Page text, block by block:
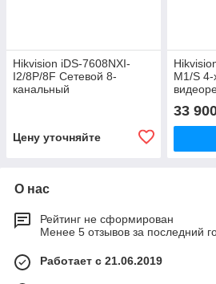
Hikvision iDS-7608NXI-
I2/8P/8F Сетевой 8-
канальный
Цену уточняйте
M1/S
33
О нас
Рейтинг не сформирован
Менее 5 отзывов за последний
Работает с 21.06.2019